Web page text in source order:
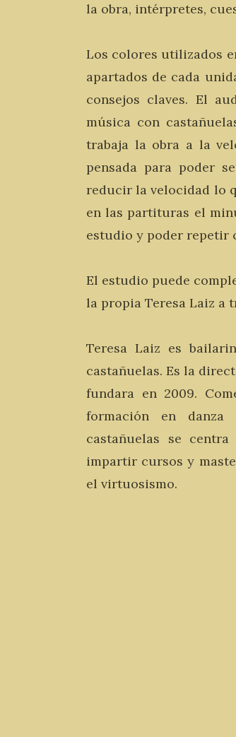
la obra, intérpretes,
Los colores utilizados
apartados de cada
consejos claves. El
música con
trabaja la obra a la
pensada para poder
reducir la velocidad lo
en las partituras el
estudio y poder repetir
El estudio puede
la propia Teresa Laiz a
Teresa Laiz es
castañuelas. Es la
fundara en 2009.
formación en danza
castañuelas se
impartir cursos y
el virtuosismo.